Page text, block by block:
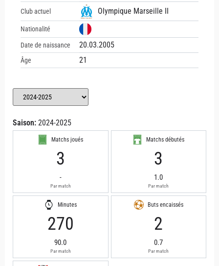
Club actuel Olympique Marseille II
Nationalité
Date de naissance 20.03.2005
Âge 21
Saison: 2024-2025
Matchs joués
3
-
Par match
Matchs débutés
3
1.0
Par match
Minutes
270
90.0
Par match
Buts encaissés
2
0.7
Par match